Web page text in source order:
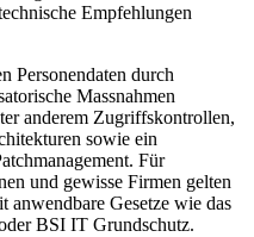
Empfehlungen
Personendaten durch
Massnahmen
anderem Zugriffskontrollen,
sowie ein
Für
und gewisse Firmen gelten
anwendbare Gesetze wie das
BSI IT Grundschutz.